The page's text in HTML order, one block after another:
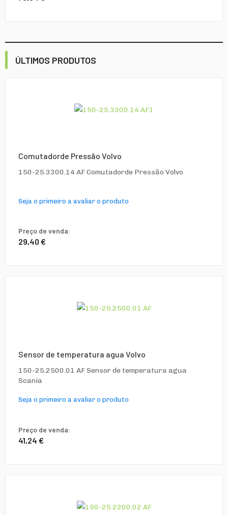
ÚLTIMOS PRODUTOS
Comutadorde Pressão Volvo
150-25.3300.14 AF Comutadorde Pressão Volvo
Seja o primeiro a avaliar o produto
Preço de venda:
29,40 €
Sensor de temperatura agua Volvo
150-25.2500.01 AF Sensor de temperatura agua
Scania
Seja o primeiro a avaliar o produto
Preço de venda:
41,24 €